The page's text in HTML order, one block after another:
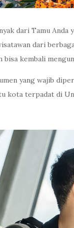
dari Tamu
dari
bisa kembali
yang wajib
kota terpadat di